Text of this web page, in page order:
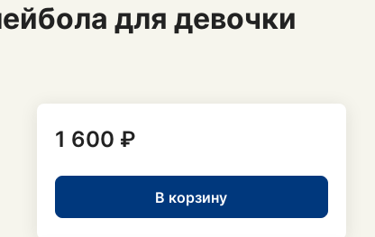
для девочки
1 600 ₽
В корзину